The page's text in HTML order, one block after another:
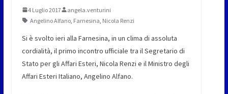
4 Luglio 2017
angela.venturini
Angelino Alfano, Farnesina Nicola Renzi
Si è svolto ieri alla Farnesina, in un clima di assoluta
cordialità, il primo incontro ufficiale tra il Segretario di
Stato per gli Affari Esteri, Nicola Renzi e il Ministro degli
Affari Esteri Italiano, Angelino Alfano.